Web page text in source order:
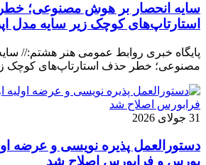
سایه انحصار بر هوش مصنوعی؛
استارتاپ‌های کوچک زیر سایه مدل
پایگاه خبری روابط عمومی هنر هشتم://
مصنوعی؛ خطر حذف استارتاپ‌های کوچک
31 جولای 2026
دستورالعمل پذیره نویسی و عرضه
بورس و فرابورس اصلاح شد